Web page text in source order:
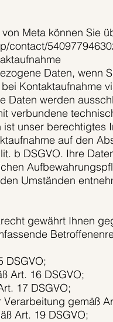
Meta können Sie
contact/
Daten, wenn
Kontaktaufnahme
Daten werden
verbundene
unser
auf den
b DSGVO. Ihre
Umständen
gewährt Ihnen
DSGVO;
Art. 16 DSGVO;
17 DSGVO;
gemäß
Art. 19 DSGVO;